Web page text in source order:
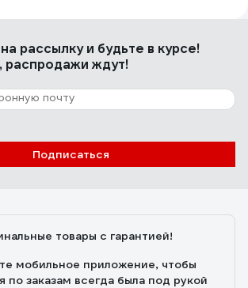
на полдня. Все ок работает.
меню, но в целом понра.
DIN-рейка
силу тока. Недостатки: не
на рассылкуи будьте в курсе!
распродажи ждут!
Подписаться
товары с гарантией!
мобильное приложение, чтобы
по заказам всегда была под рукой